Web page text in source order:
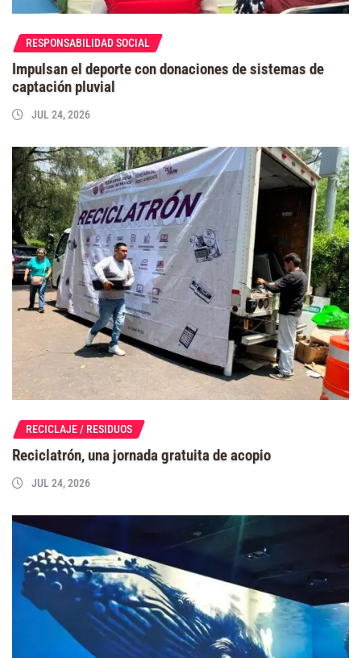
RESPONSABILIDAD SOCIAL
Impulsan el deporte con donaciones de sistemas de
captación pluvial
JUL 24, 2026
RECICLAJE / RESIDUOS
Reciclatrón, una jornada gratuita de acopio
JUL 24, 2026